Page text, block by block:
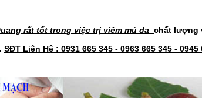
rất tốt trong việc trị viêm mủ da chất lượng
SĐT Liên Hệ : 0931 665 345 - 0963 665 345 - 0945